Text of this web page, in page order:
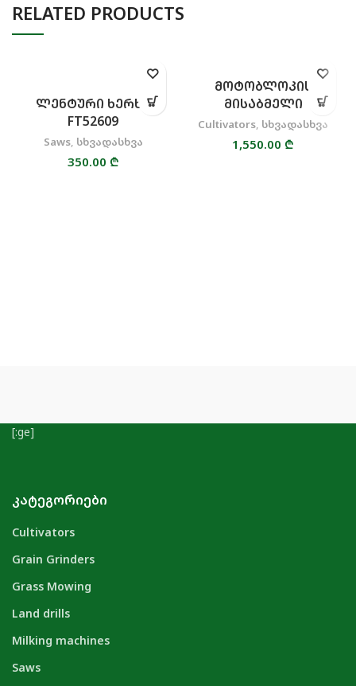
RELATED PRODUCTS
ᲚᲔᲜᲢᲣᲠᲘ ᲮᲔᲠᲮᲘ
FT52609
Saws, სხვადასხვა
350.00 ₾
ᲛᲝᲢᲝᲑᲚᲝᲙᲘᲡ
ᲛᲘᲡᲐᲑᲛᲔᲚᲘ
Cultivators, სხვადასხვა
1,550.00 ₾
[:ge]
ᲙᲐᲢᲔᲒᲝᲠᲘᲔᲑᲘ
Cultivators
Grain Grinders
Grass Mowing
Land drills
Milking machines
Saws